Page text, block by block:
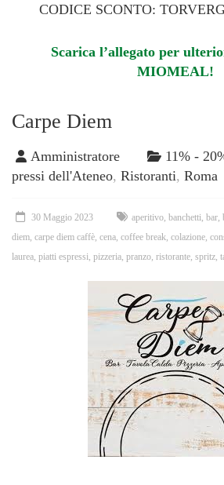
CODICE SCONTO:
Scarica l’allegato per
MIOMEAL!
Carpe Diem
Amministratore 11% -
pressi dell'Ateneo, Ristoranti, Roma
30 Maggio 2023 aperitivo banchetti bar
diem carpe diem caffè cena coffee break colazione
laurea piatti espressi pizzeria pranzo ristorante spritz